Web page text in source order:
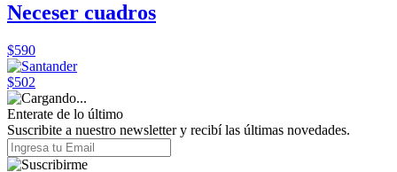
Neceser cuadros
$590
$502
Enterate de lo último
Suscribite a nuestro newsletter y recibí las últimas novedades.